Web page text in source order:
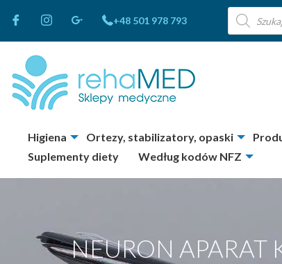
+48 501 978 793
produktów
Higiena Ortezy, stabilizatory, opaski
Suplementy diety
Według kodów NFZ
NEURON APARAT